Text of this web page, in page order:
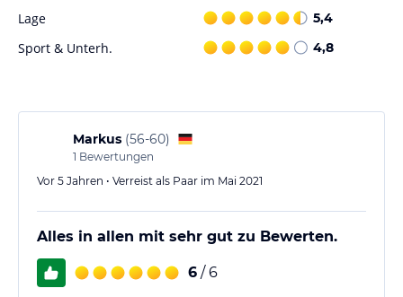
Sie Stefan Häusler und seine Frau Phayao mit einer frischen,
italienischen Küche - Tel. 08054 - 9089960 - Montag/Dienstag
Ruhetag.
ganzjährig geöffnet - kein Ruhetag .
Nicht zu vergessen unser Dorfwirt - www.zurpost-Breitbrunn.de
Hinweis: Allgemeine und unverbindliche
ohne Gewähr und ohne Prüfung durch HolidayCheck. Bitte
lies vor der Buchung die verbindlichen
jeweiligen Veranstalters.
Lage 5,4
Sport & Unterh. 4,8
Markus (56-60)
1 Bewertungen
Vor 5 Jahren • Verreist als Paar im Mai 2021
Alles in allen mit sehr gut zu Bewerten.
6 / 6